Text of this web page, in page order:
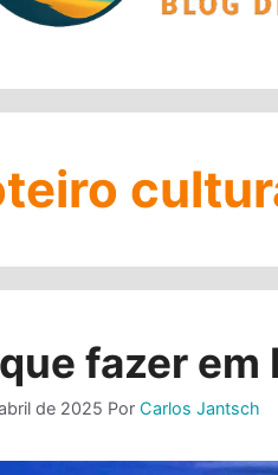
fazer
de 2025 Por Carlos Jantsch